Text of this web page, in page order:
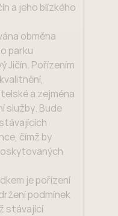
a jeho blízkého
obměna
parku
Jičín. Pořízením
a zejména
služby. Bude
čímž by
je pořízení
podmínek
stávající